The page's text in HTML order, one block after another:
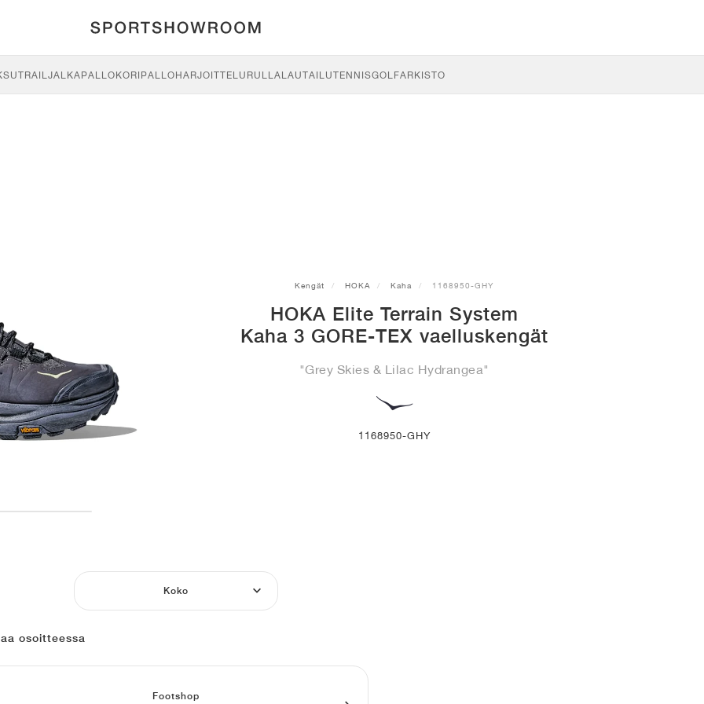
TRAILJALKAPALLOKORIPALLOHARJOITTELU RULLALAUTAILUTENNISGOLFARKISTO
Kengät HOKA Kaha 1168950-GHY
HOKA Elite Terrain System
Kaha 3 GORE-TEX vaelluskengät
"Grey Skies & Lilac Hydrangea"
1168950-GHY
Koko
osoitteessa
Footshop